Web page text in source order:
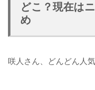
どこ？現在は
め
咲人さん、どんどん人